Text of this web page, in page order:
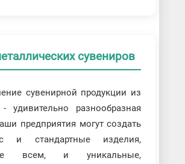
сувениров
сувенирной продукции из
удивительно разнообразная
предприятия могут создать
и стандартные изделия,
всем, и уникальные,